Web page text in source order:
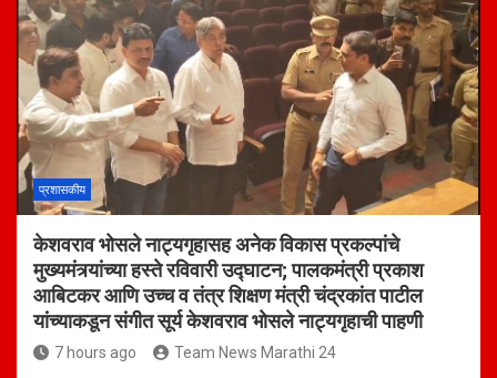
प्रशासकीय
केशवराव भोसले नाट्यगृहासह अनेक विकास प्रकल्पांचे
मुख्यमंत्र्यांच्या हस्ते रविवारी उद्घाटन; पालकमंत्री प्रकाश
आबिटकर आणि उच्च व तंत्र शिक्षण मंत्री चंद्रकांत पाटील
यांच्याकडून संगीत सूर्य केशवराव भोसले नाट्यगृहाची पाहणी
7 hours ago Team News Marathi 24